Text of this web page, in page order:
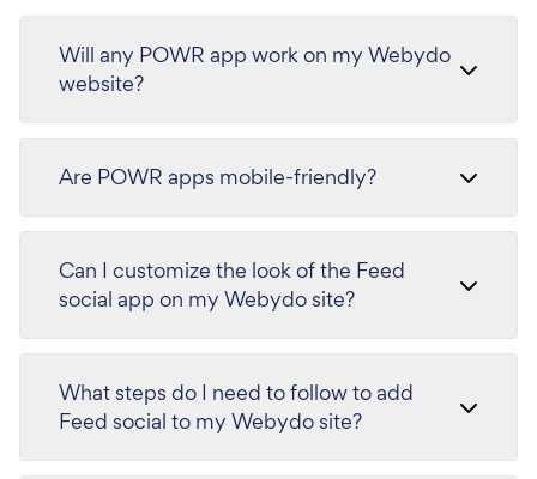
Will any POWR app work on my Webydo
website?
Are POWR apps mobile-friendly?
Can I customize the look of the Feed
social app on my Webydo site?
What steps do I need to follow to add
Feed social to my Webydo site?